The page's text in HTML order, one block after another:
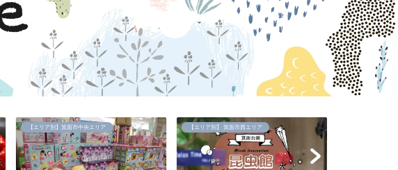
【エリア別】箕面市中央エリア 【エリア別】 箕面市西エリア